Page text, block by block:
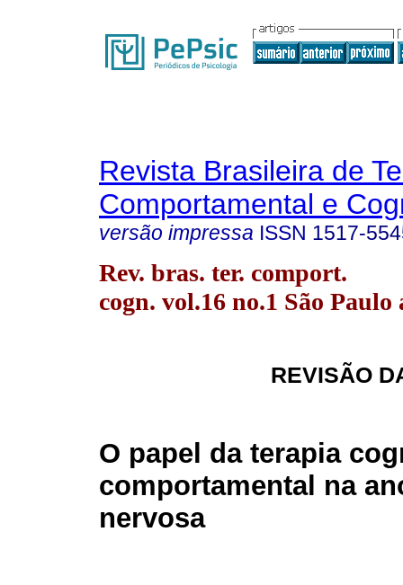
Revista Brasileira de
Comportamental e
versão impressa ISSN 1517-
Rev. bras. ter. comport.
cogn. vol.16 no.1 São Paulo
REVISÃO
O papel da terapia
comportamental na
nervosa